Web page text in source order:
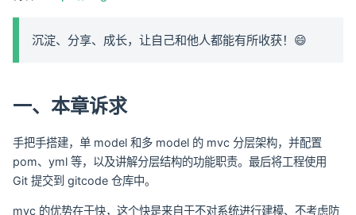
沉淀、分享、成长，让自己和他人都能有所收获！😄
一、本章诉求
手把手搭建，单 model 和多 model 的 mvc 分层架构，并配置
pom、yml 等，以及讲解分层结构的功能职责。最后将工程使用
Git 提交到 gitcode 仓库中。
mvc 的优势在于快，这个快是来自于不对系统进行建模、不考虑防